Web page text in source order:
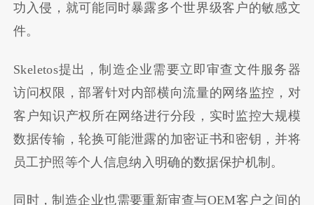
功入侵，就可能同时暴露多个世界级客户的敏感文
件。
Skeletos提出，制造企业需要立即审查文件服务器
访问权限，部署针对内部横向流量的网络监控，对
客户知识产权所在网络进行分段，实时监控大规模
数据传输，轮换可能泄露的加密证书和密钥，并将
员工护照等个人信息纳入明确的数据保护机制。
同时，制造企业也需要重新审查与OEM客户之间的